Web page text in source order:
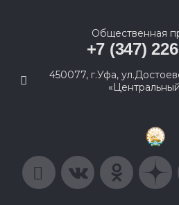
Общественная
+7 (347)
450077, г.Уфа,